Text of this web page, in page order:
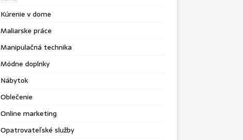
Kúrenie v dome
Maliarske práce
Manipulačná technika
Módne doplnky
Nábytok
Oblečenie
Online marketing
Opatrovateľské služby